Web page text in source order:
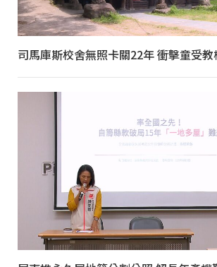
司馬庫斯校舍無照卡關22年 衝擊童受教